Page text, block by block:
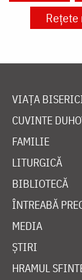
VIAȚA
CUVINTE
FAMILIE
LITURGICĂ
BIBLIOTECĂ
ÎNTREABĂ
MEDIA
ȘTIRI
HRAMUL